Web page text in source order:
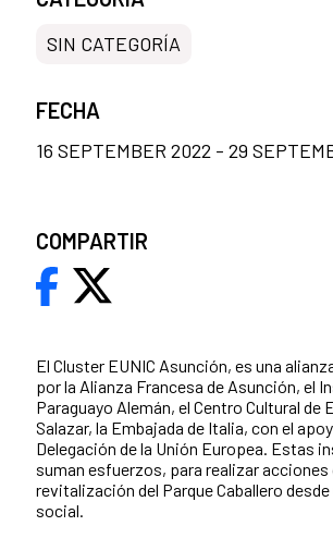
El Cluster EUNIC Asunción, es una
por la Alianza Francesa de Asunción, el
Paraguayo Alemán, el Centro Cultural de
Salazar, la Embajada de Italia, con el
Delegación de la Unión Europea. Estas
suman esfuerzos, para realizar acciones
revitalización del Parque Caballero
social.
SIN CATEGORÍA
FECHA
16 SEPTEMBER 2022 - 29
COMPARTIR